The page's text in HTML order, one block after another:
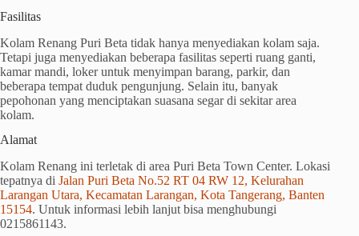
Fasilitas
Kolam Renang Puri Beta tidak hanya menyediakan kolam saja.
Tetapi juga menyediakan beberapa fasilitas seperti ruang ganti,
kamar mandi, loker untuk menyimpan barang, parkir, dan
beberapa tempat duduk pengunjung. Selain itu, banyak
pepohonan yang menciptakan suasana segar di sekitar area
kolam.
Alamat
Kolam Renang ini terletak di area Puri Beta Town Center. Lokasi
tepatnya di Jalan Puri Beta No.52 RT 04 RW 12, Kelurahan
Larangan Utara, Kecamatan Larangan, Kota Tangerang, Banten
15154. Untuk informasi lebih lanjut bisa menghubungi
0215861143.